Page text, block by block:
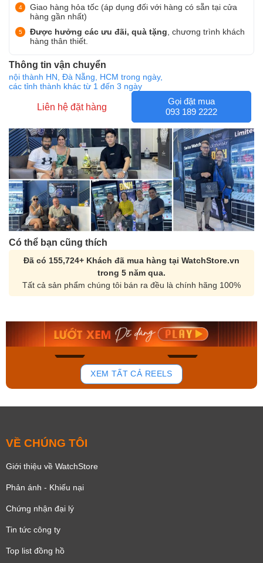
Giao hàng hỏa tốc (áp dụng đối với hàng có sẵn tại cửa
hàng gần nhất)
Được hưởng các ưu đãi, quà tặng , chương trình khách
hàng thân thiết.
Thông tin vận chuyển
nội thành HN, Đà Nẵng, HCM trong ngày,
các tỉnh thành khác từ 1 đến 3 ngày
Liên hệ đặt hàng
Gọi đặt mua
093 189 2222
Có thể bạn cũng thích
Đã có 155,724+ Khách đã mua hàng tại WatchStore.vn
trong 5 năm qua.
Tất cả sản phẩm chúng tôi bán ra đều là chính hãng 100%
132
Orient Nam RA-
Mua ngay
Casio Nam MTS-
Mua ngay
XEM TẤT CẢ REELS
VỀ CHÚNG TÔI
Giới thiệu về WatchStore
Phản ánh - Khiếu nại
Chứng nhận đại lý
Tin tức công ty
Top list đồng hồ